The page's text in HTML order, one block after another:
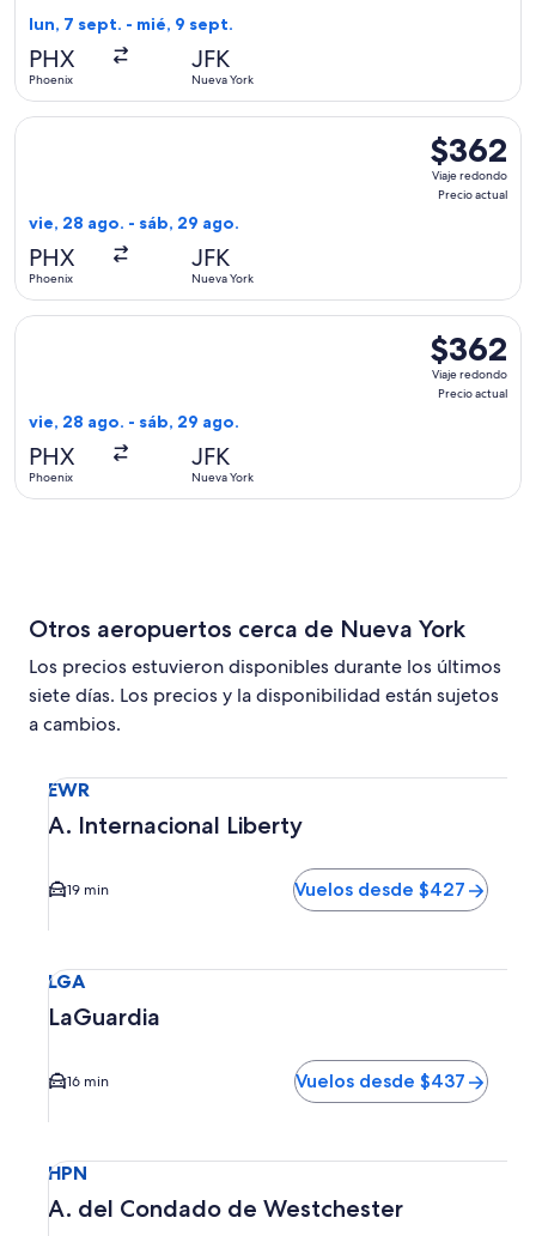
lun, 7 sept. - mié, 9 sept.
PHX
Phoenix
JFK
Nueva York
$362
Viaje
redondo,
$362
Viaje redondo
Precio actual
vie, 28 ago. - sáb, 29 ago.
PHX
Phoenix
JFK
Nueva York
Seleccionar vuelo de American Airlines, con salida el vie,
$362
Viaje
redondo,
$362
Viaje redondo
Precio actual
vie, 28 ago. - sáb, 29 ago.
PHX
Phoenix
JFK
Nueva York
Seleccionar vuelo de Delta, con salida el vie, 28 ago.
Otros aeropuertos cerca de Nueva York
Los precios estuvieron disponibles durante los últimos
siete días. Los precios y la disponibilidad están sujetos
a cambios.
EWR
A. Internacional Liberty
19 min Vuelos desde $427
LGA
LaGuardia
16 min Vuelos desde $437
HPN
A. del Condado de Westchester